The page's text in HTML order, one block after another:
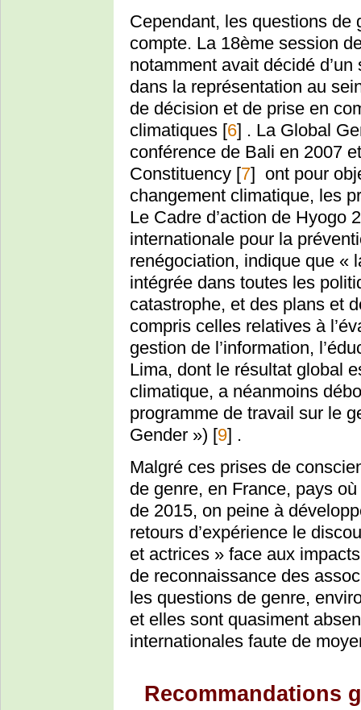
Cependant, les questions de
compte. La 18ème session
notamment avait décidé
dans la représentation au
de décision et de prise en
climatiques [6] . La Global
conférence de Bali en 2007
Constituency [7] ont pour
changement climatique, les
Le Cadre d’action de Hyogo
internationale pour la
renégociation, indique que «
intégrée dans toutes les
catastrophe, et des plans et
compris celles relatives à
gestion de l’information,
Lima, dont le résultat global
climatique, a néanmoins
programme de travail sur le
Gender ») [9] .
Malgré ces prises de
de genre, en France, pays
de 2015, on peine à
retours d’expérience le
et actrices » face aux
de reconnaissance des
les questions de genre,
et elles sont quasiment
internationales faute de
Recommandations